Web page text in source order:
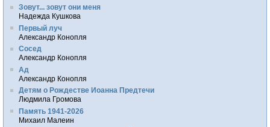
Зовут... зовут они меня
Надежда Кушкова
Первый луч
Александр Конопля
Сосед
Александр Конопля
Ад
Александр Конопля
Детям о Рождестве Иоанна Предтечи
Людмила Громова
Память 1941-2026
Михаил Малеин